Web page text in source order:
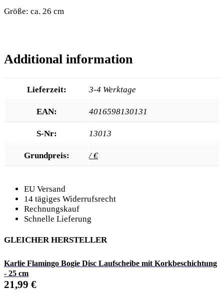
Größe: ca. 26 cm
Additional information
Lieferzeit: 3-4 Werktage
EAN: 4016598130131
S-Nr: 13013
Grundpreis: / €
EU Versand
14 tägiges Widerrufsrecht
Rechnungskauf
Schnelle Lieferung
GLEICHER HERSTELLER
Karlie Flamingo Bogie Disc Laufscheibe mit Korkbeschichtung
- 25 cm
21,99 €